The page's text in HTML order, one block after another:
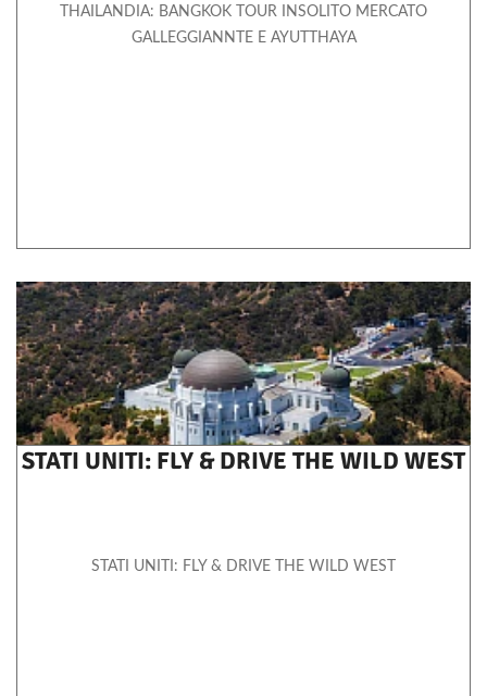
THAILANDIA: BANGKOK TOUR INSOLITO MERCATO
GALLEGGIANNTE E AYUTTHAYA
STATI UNITI: FLY & DRIVE THE WILD WEST
STATI UNITI: FLY & DRIVE THE WILD WEST